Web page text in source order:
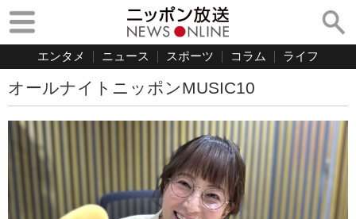
エンタメ ニュース スポーツ コラム ライフ
オールナイトニッポンMUSIC10